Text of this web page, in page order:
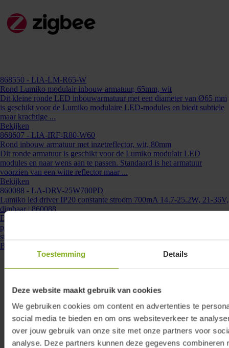
Toestemming Details
Deze website maakt gebruik van cookies
We gebruiken cookies om content en advertenties te
social media te bieden en om ons websiteverkeer te
over jouw gebruik van onze site met onze partners voor
analyse. Deze partners kunnen deze gegevens combineren
868550 - LIA-LM-R65-W
Rond Lumiko modulair inbouw armatuur, 65mm, wit
Dit kleine ronde LED inbouwarmatuur met een diameter van Ø65 mm
is geschikt voor de Lumiko modulaire LED-modules en biedt subtiele
maar krachtige ...
Bekijken
868607 - LIA-IRF-R80-W60
Rond inbouw armatuur met inzetreflector, wit, 80mm
Dit ronde armatuur is geschikt voor de Lumiko modulair LED
modules en naar wens aan te passen. Standaard is het armatuur
voorzien van een witte reflector maar ...
Bekijken
860088 - LA-DRV-25W700PD
Lumiko led driver IP20 constante stroom 700mA 14.7-25.2W, 21-36V,
dimbaar | 860088
Deze Lumiko LED driver is speciaal ontwikkeld voor het eenvoudig,
plug and play, aansluiten van Lumiko LEDmodules. Door de dubbele
steekcontacten is parallelle ...
Bekijken